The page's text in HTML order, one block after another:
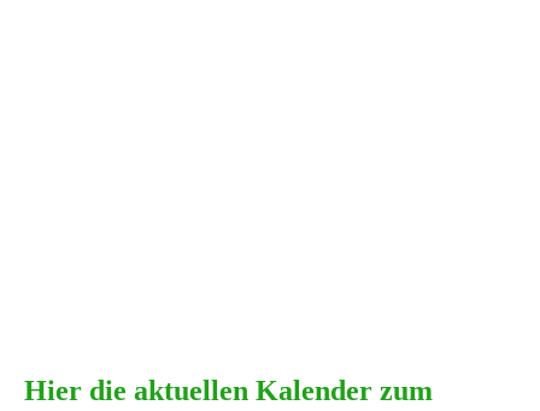
Hier die aktuellen Kalender zum